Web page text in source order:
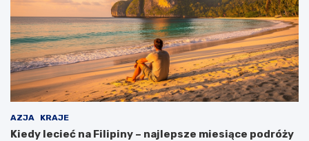
AZJA KRAJE
Kiedy lecieć na Filipiny – najlepsze miesiące podróży